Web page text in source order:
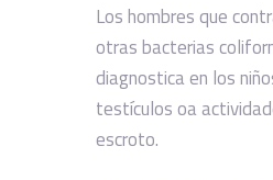
Los hombres que
otras bacterias
diagnostica en los
testículos oa
escroto.